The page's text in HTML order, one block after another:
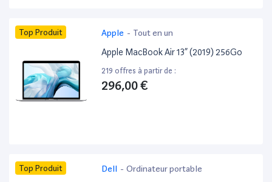
Top Produit Apple - Tout en un
Apple MacBook Air 13” (2019) 256Go
219 offres à partir de :
296,00 €
Top Produit Dell - Ordinateur portable